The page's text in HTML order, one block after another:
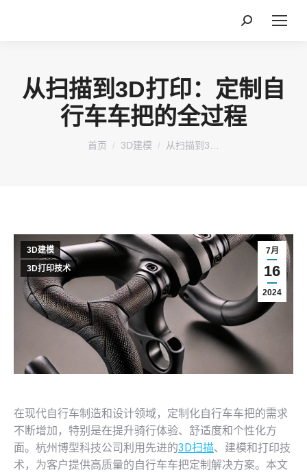
搜
从扫描到3D打印：定制自
行车车把的全过程
您在这里：
首页 3D建模 从扫描到3…
7月
16
2024
3D建模
3D打印技术
在现代自行车制造和设计领域，定制化自行车车把的需求
不断增加，特别是在提升骑行体验、舒适度和个性化方
面。杭州博型科技公司利用先进的3D扫描、建模和打印技
术，为客户提供高质量的自行车车把定制解决方案。本文